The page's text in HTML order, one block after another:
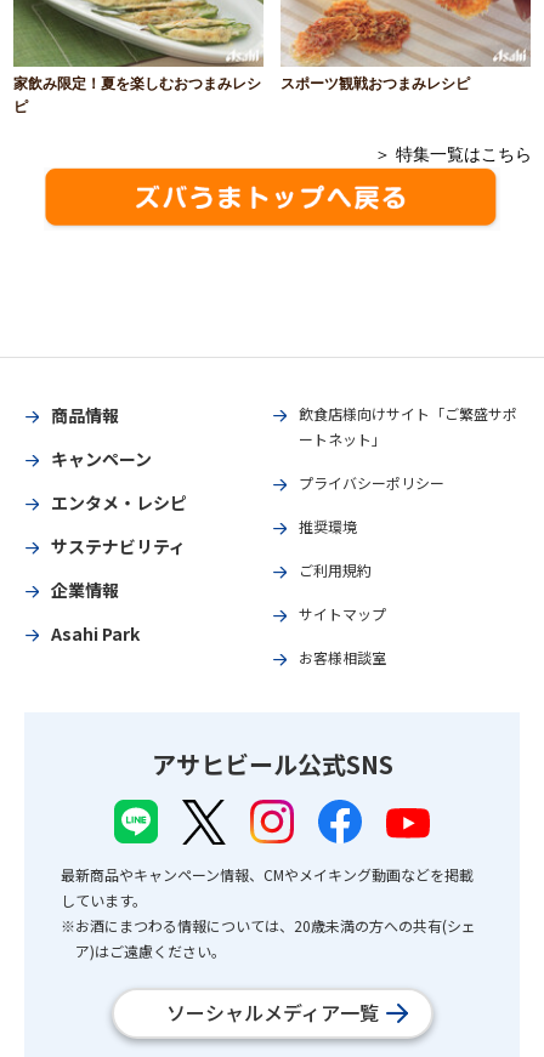
家飲み限定！夏を楽しむおつまみレシ
ピ
スポーツ観戦おつまみレシピ
＞ 特集一覧はこちら
商品情報
キャンペーン
エンタメ・レシピ
サステナビリティ
企業情報
Asahi Park
飲食店様向けサイト「ご繁盛サポ
ートネット」
プライバシーポリシー
推奨環境
ご利用規約
サイトマップ
お客様相談室
アサヒビール公式SNS
最新商品やキャンペーン情報、CMやメイキング動画などを掲載
しています。
※お酒にまつわる情報については、20歳未満の方への共有(シェ
ア)はご遠慮ください。
ソーシャルメディア一覧